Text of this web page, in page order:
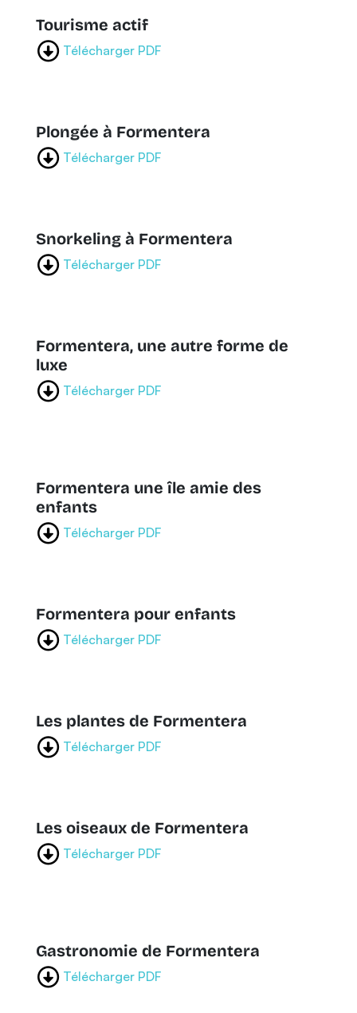
Tourisme actif
Télécharger PDF
Plongée à Formentera
Télécharger PDF
Snorkeling à Formentera
Télécharger PDF
Formentera, une autre forme de
luxe
Télécharger PDF
Formentera une île amie des
enfants
Télécharger PDF
Formentera pour enfants
Télécharger PDF
Les plantes de Formentera
Télécharger PDF
Les oiseaux de Formentera
Télécharger PDF
Gastronomie de Formentera
Télécharger PDF